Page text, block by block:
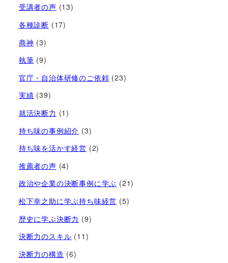
受講者の声 (13)
各種診断 (17)
商神 (3)
執筆 (9)
官庁・自治体研修のご依頼 (23)
実績 (39)
就活決断力 (1)
持ち味の事例紹介 (3)
持ち味を活かす経営​ (2)
推薦者の声 (4)
政治や企業の決断事例に学ぶ (21)
松下幸之助に学ぶ持ち味経営 (5)
歴史に学ぶ決断力 (9)
決断力のスキル (11)
決断力の構造 (6)